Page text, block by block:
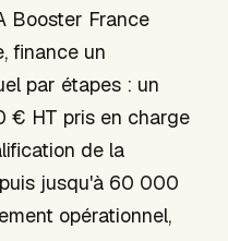
Booster France
finance un
par étapes : un
€ HT pris en charge
de la
jusqu'à 60 000
opérationnel,